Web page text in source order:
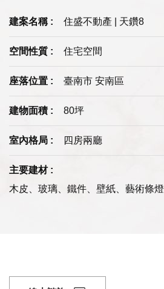
建案名稱 : 住盛不動產 | 天鑽8
空間性質 : 住宅空間
座落位置 : 臺南市 安南區
建物面積 : 80坪
室內格局 : 四房兩廳
主要建材 :
木皮、玻璃、鐵件、壁紙、藝術條燈